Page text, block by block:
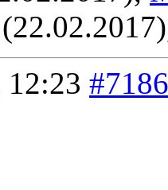
12:23 #7186